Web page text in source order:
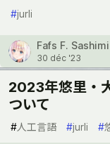
#jurli
Fafs F. Sashimi
30 déc '23
2023年悠里・
ついて
#人工言語 #jurli #